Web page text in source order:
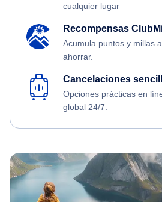
cualquier lugar
Recompensas
Acumula puntos y millas
ahorrar.
Cancelaciones
Opciones prácticas en
global 24/7.